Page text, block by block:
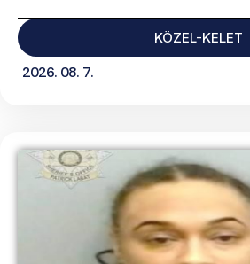
KÖZEL-KELET
2026. 08. 7.